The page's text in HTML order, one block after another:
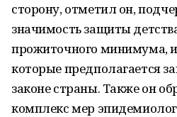
сторону, отметил он,
значимость защиты
прожиточного минимума,
которые предполагается
законе страны. Также он
комплекс мер